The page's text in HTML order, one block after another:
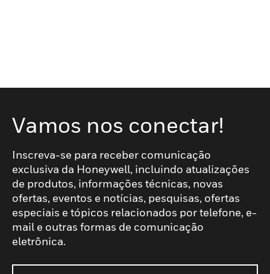
Vamos nos conectar!
Inscreva-se para receber comunicação
exclusiva da Honeywell, incluindo atualizações
de produtos, informações técnicas, novas
ofertas, eventos e notícias, pesquisas, ofertas
especiais e tópicos relacionados por telefone, e-
mail e outras formas de comunicação
eletrônica.